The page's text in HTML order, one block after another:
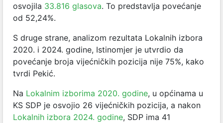
osvojila 33.816 glasova. To predstavlja povećanje
od 52,24%.
S druge strane, analizom rezultata Lokalnih izbora
2020. i 2024. godine, Istinomjer je utvrdio da
povećanje broja vijećničkih pozicija nije 75%, kako
tvrdi Pekić.
Na Lokalnim izborima 2020. godine, u općinama u
KS SDP je osvojio 26 vijećničkih pozicija, a nakon
Lokalnih izbora 2024. godine, SDP ima 41